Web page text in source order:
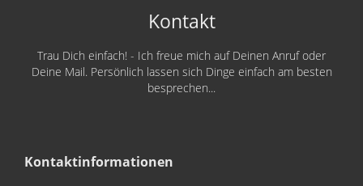
Kontakt
Trau Dich einfach! - Ich freue mich auf Deinen Anruf oder
Deine Mail. Persönlich lassen sich Dinge einfach am besten
besprechen...
Kontaktinformationen